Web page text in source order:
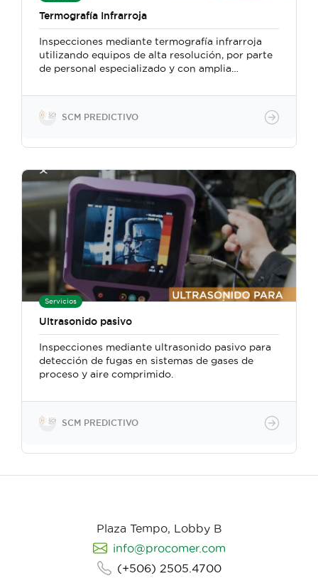
Termografía Infrarroja
Inspecciones mediante termografía infrarroja
utilizando equipos de alta resolución, por parte
de personal especializado y con amplia
cursos especializados
SCM PREDICTIVO
Servicios
Ultrasonido pasivo
Inspecciones mediante ultrasonido pasivo para
detección de fugas en sistemas de gases de
proceso y aire comprimido.
SCM PREDICTIVO
Plaza Tempo, Lobby B
info@procomer.com
(+506) 2505.4700